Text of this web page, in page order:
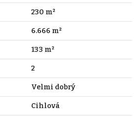
230 m²
6.666 m²
133 m²
2
Velmi dobrý
Cihlová